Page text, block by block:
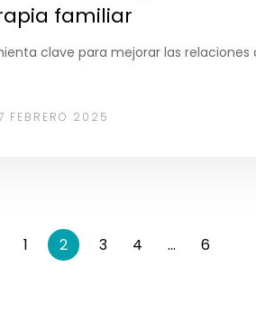
familiar
clave para mejorar las relaciones
FEBRERO 2025
1 2 3 4 … 6